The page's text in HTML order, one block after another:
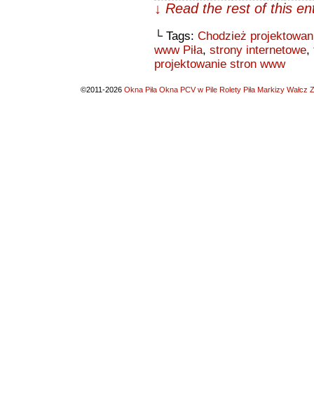
↓ Read the rest of this
└ Tags: Chodzież
www Piła, strony internetowe,
projektowanie stron www
©2011-2026 Okna Piła Okna PCV w Pile Rolety Piła Markizy Wałcz